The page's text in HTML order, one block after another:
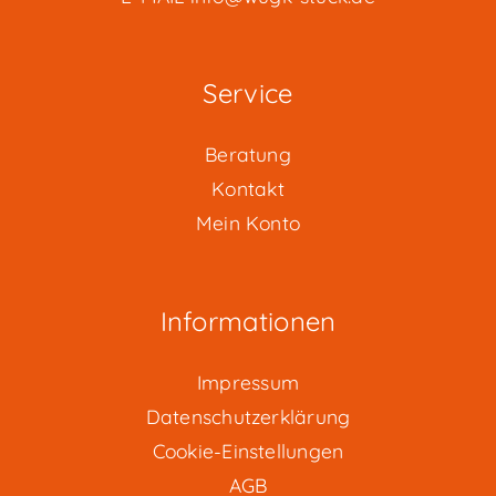
Service
Beratung
Kontakt
Mein Konto
Informationen
Impressum
Datenschutzerklärung
Cookie-Einstellungen
AGB